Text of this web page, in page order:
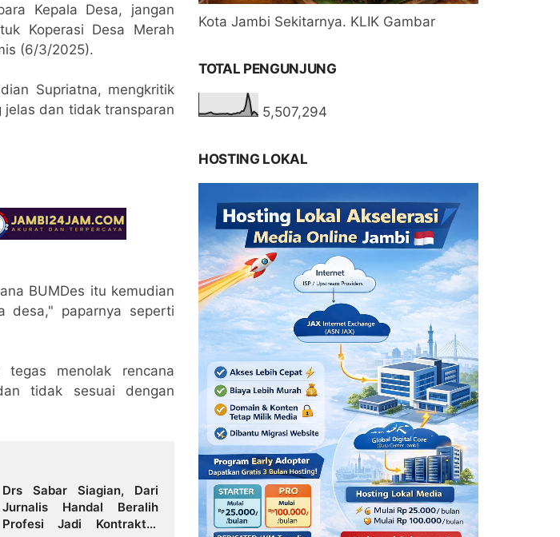
Kepala Desa, jangan
Koperasi Desa Merah
(6/3/2025).
Supriatna, mengkritik
jelas dan tidak transparan
BUMDes itu kemudian
desa," paparnya seperti
menolak rencana
tidak sesuai dengan
Drs Sabar Siagian, Dari
Jurnalis Handal Beralih
Profesi Jadi Kontraktor
Kota Jambi Sekitarnya. KLIK Gambar
TOTAL PENGUNJUNG
5,507,294
HOSTING LOKAL